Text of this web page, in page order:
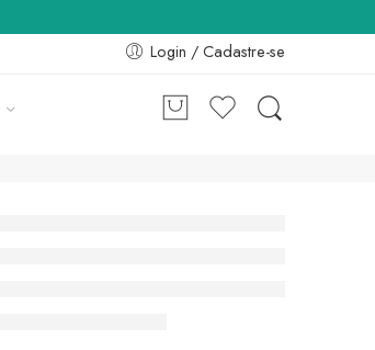
Login / Cadastre-se